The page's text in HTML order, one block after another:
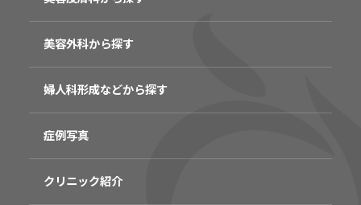
美容外科から探す
婦人科形成などから探す
症例写真
クリニック紹介